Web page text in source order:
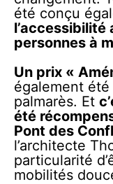
été conçu
l’accessibilité
personnes à
Un prix «
également été
palmarès. Et
été
Pont des
l’architecte
particularité
mobilités